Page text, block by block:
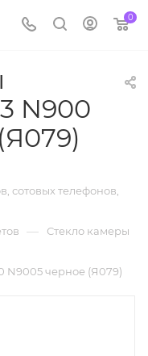
0
N900
сотовых телефонов,
— Стекло камеры
N9005 черное (Я079)